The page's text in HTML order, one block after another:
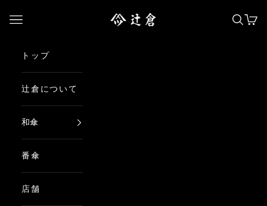
日本最古の京都和傘屋 辻倉
メニューを開く 検索を
カー
トップ
辻倉について
和傘
番傘
店舗